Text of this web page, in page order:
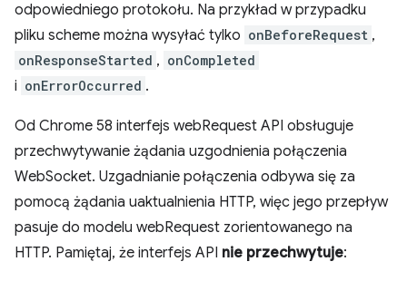
odpowiedniego protokołu. Na przykład w przypadku
pliku scheme można wysyłać tylko onBeforeRequest ,
onResponseStarted , onCompleted
i onErrorOccurred .
Od Chrome 58 interfejs webRequest API obsługuje
przechwytywanie żądania uzgodnienia połączenia
WebSocket. Uzgadnianie połączenia odbywa się za
pomocą żądania uaktualnienia HTTP, więc jego przepływ
pasuje do modelu webRequest zorientowanego na
HTTP. Pamiętaj, że interfejs API nie przechwytuje: